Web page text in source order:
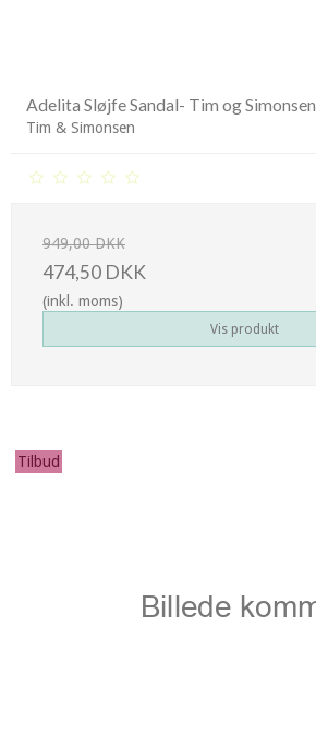
Adelita Sløjfe Sandal- Tim og Simonsen
Tim & Simonsen
949,00 DKK
474,50 DKK
(inkl. moms)
Vis produkt
Tilbud